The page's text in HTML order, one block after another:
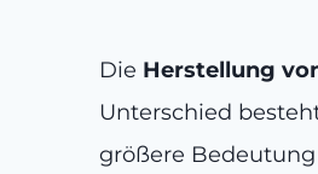
Die Herstellung
Unterschied
größere